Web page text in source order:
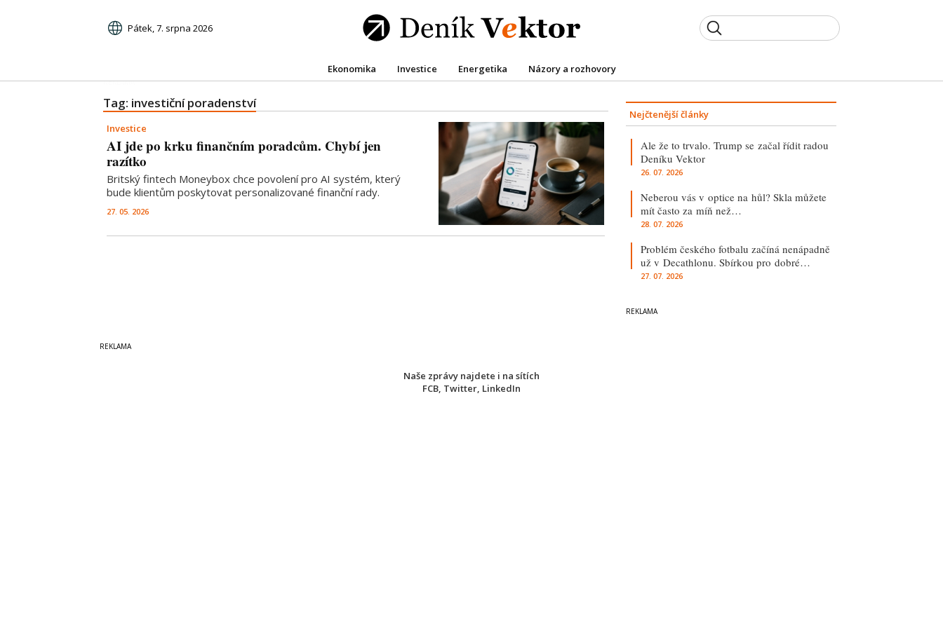
Pátek, 7. srpna 2026
Ekonomika Investice Energetika Názory a rozhovory
Tag: investiční poradenství
Investice
AI jde po krku finančním poradcům. Chybí jen
razítko
Britský fintech Moneybox chce povolení pro AI systém, který
bude klientům poskytovat personalizované finanční rady.
27. 05. 2026
Nejčtenější články
Ale že to trvalo. Trump se začal řídit radou
Deníku Vektor
26. 07. 2026
Neberou vás v optice na hůl? Skla můžete
mít často za míň než…
28. 07. 2026
Problém českého fotbalu začíná nenápadně
už v Decathlonu. Sbírkou pro dobré…
27. 07. 2026
Naše zprávy najdete i na sítích
FCB, Twitter, LinkedIn